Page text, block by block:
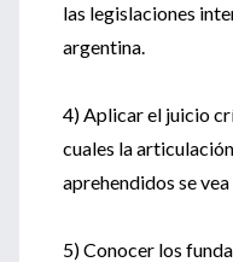
las legislaciones
argentina.
4) Aplicar el juicio
cuales la
aprehendidos se
5) Conocer los